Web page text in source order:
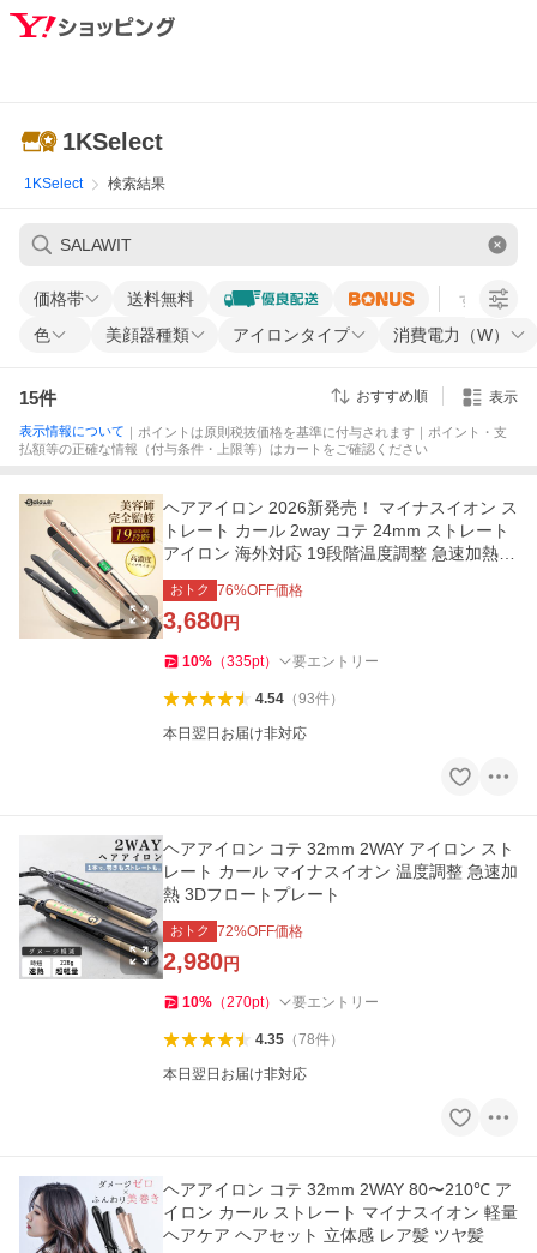
1KSelect
1KSelect 検索結果
価格帯 送料無料 すべての条
色 美顔器種類 アイロンタイプ 消費電力（W）
15件 おすすめ順 表示
表示情報について ｜ポイントは原則税抜価格を基準に付与されます｜ポイント・支
払額等の正確な情報（付与条件・上限等）はカートをご確認ください
ヘアアイロン 2026新発売！ マイナスイオン ス
トレート カール 2way コテ 24mm ストレート
アイロン 海外対応 19段階温度調整 急速加熱
温度表示 軽量
おトク 76%OFF価格
3,680円
10% （335pt） 要エントリー
4.54（93件）
本日翌日お届け非対応
ヘアアイロン コテ 32mm 2WAY アイロン スト
レート カール マイナスイオン 温度調整 急速加
熱 3Dフロートプレート
おトク 72%OFF価格
2,980円
10% （270pt） 要エントリー
4.35（78件）
本日翌日お届け非対応
ヘアアイロン コテ 32mm 2WAY 80〜210℃ ア
イロン カール ストレート マイナスイオン 軽量
ヘアケア ヘアセット 立体感 レア髪 ツヤ髪